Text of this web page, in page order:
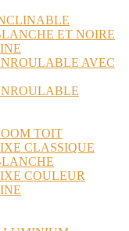
ET NOIRE
AVEC
TOIT
CLASSIQUE
COULEUR